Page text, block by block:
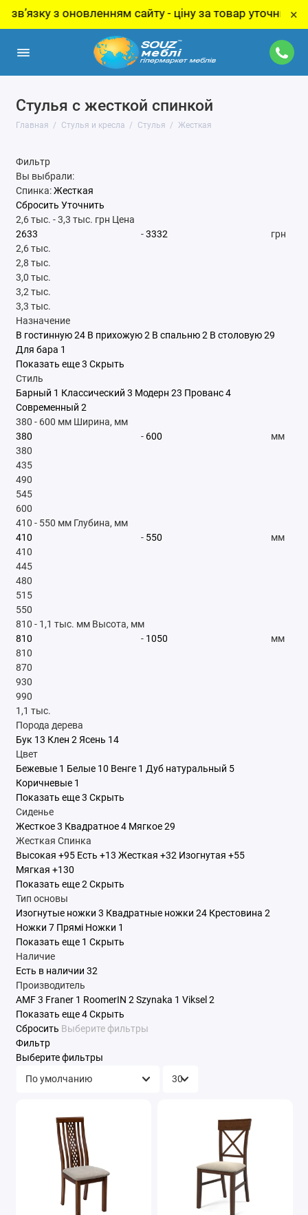
сайту - ціну за товар уточнюйте у ×
Стулья с жесткой спинкой
Главная Стулья и кресла Стулья Жесткая
Фильтр
Вы выбрали:
Спинка: Жесткая
Сбросить Уточнить
2,6 тыс. -3,3 тыс. грн Цена
-
грн
2,6 тыс.
2,8 тыс.
3,0 тыс.
3,2 тыс.
3,3 тыс.
Назначение
В гостинную 24 В прихожую 2 В спальню 2 В столовую 29
Для бара 1
Показать еще 3 Скрыть
Стиль
Барный 1 Классический 3 Модерн 23 Прованс 4
Современный 2
380 - 600 мм Ширина, мм
-
мм
380
435
490
545
600
410 - 550 мм Глубина, мм
-
мм
410
445
480
515
550
810 - 1,1 тыс. мм Высота, мм
-
мм
810
870
930
990
1,1 тыс.
Порода дерева
Бук 13 Клен 2 Ясень 14
Цвет
Бежевые 1 Белые 10 Венге 1 Дуб натуральный 5
Коричневые 1
Показать еще 3 Скрыть
Сиденье
Жесткое 3 Квадратное 4 Мягкое 29
Жесткая Спинка
Высокая +95 Есть +13 Жесткая +32 Изогнутая +55
Мягкая +130
Показать еще 2Скрыть
Тип основы
Изогнутые ножки 3 Квадратные ножки 24 Крестовина 2
Ножки 7 Прямі Ножки 1
Показать еще 1 Скрыть
Наличие
Есть в наличии 32
Производитель
AMF 3 Franer 1 RoomerIN 2 Szynaka 1 Viksel 2
Показать еще 4Скрыть
Сбросить Выберите фильтры
Фильтр
Выберите фильтры